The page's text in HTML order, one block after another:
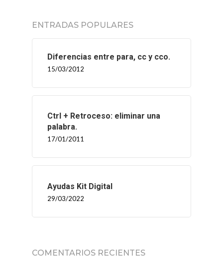
ENTRADAS POPULARES
Diferencias entre para, cc y cco.
15/03/2012
Ctrl + Retroceso: eliminar una
palabra.
17/01/2011
Ayudas Kit Digital
29/03/2022
COMENTARIOS RECIENTES